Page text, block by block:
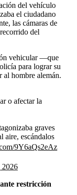
del vehículo
el ciudadano
las cámaras de
del
vehicular —que
para lograr su
hombre alemán.
o afectar la
graves
aire, escándalos
9Y6aQs2eAz
2026
restricción